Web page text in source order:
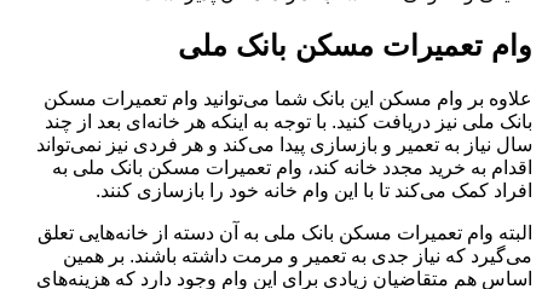
وام تعمیرات مسکن بانک ملی
علاوه بر وام مسکن این بانک شما می‌توانید وام تعمیرات مسکن
بانک ملی نیز دریافت کنید. با توجه به اینکه هر خانه‌ای بعد از چند
سال نیاز به تعمیر و بازسازی پیدا می‌کند و هر فردی نیز نمی‌تواند
اقدام به خرید مجدد خانه کند، وام تعمیرات مسکن بانک ملی به
افراد کمک می‌کند تا با این وام خانه خود را بازسازی کنند.
البته وام تعمیرات مسکن بانک ملی به آن دسته از خانه‌هایی تعلق
می‌گیرد که نیاز جدی به تعمیر و مرمت داشته باشند. بر همین
اساس هم متقاضیان زیادی برای این وام وجود دارد که هزینه‌های